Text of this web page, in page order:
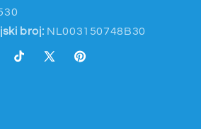
broj: NL003150748B30
TikTok X
Pinterest